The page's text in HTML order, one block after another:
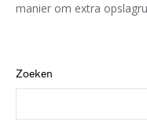
manier om extra
Zoeken